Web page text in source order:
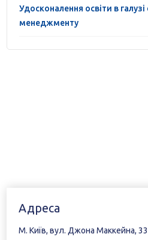
Удосконалення освіти в галузі
менеджменту
Адреса
М. Київ, вул. Джона Маккейна, 33